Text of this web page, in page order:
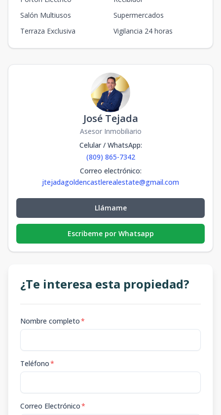
Salón Multiusos
Supermercados
Terraza Exclusiva
Vigilancia 24 horas
José Tejada
Asesor Inmobiliario
Celular / WhatsApp:
(809) 865-7342
Correo electrónico:
jtejadagoldencastlerealestate@gmail.com
Llámame
Escribeme por Whatsapp
¿Te interesa esta propiedad?
Nombre completo*
Teléfono*
Correo Electrónico*